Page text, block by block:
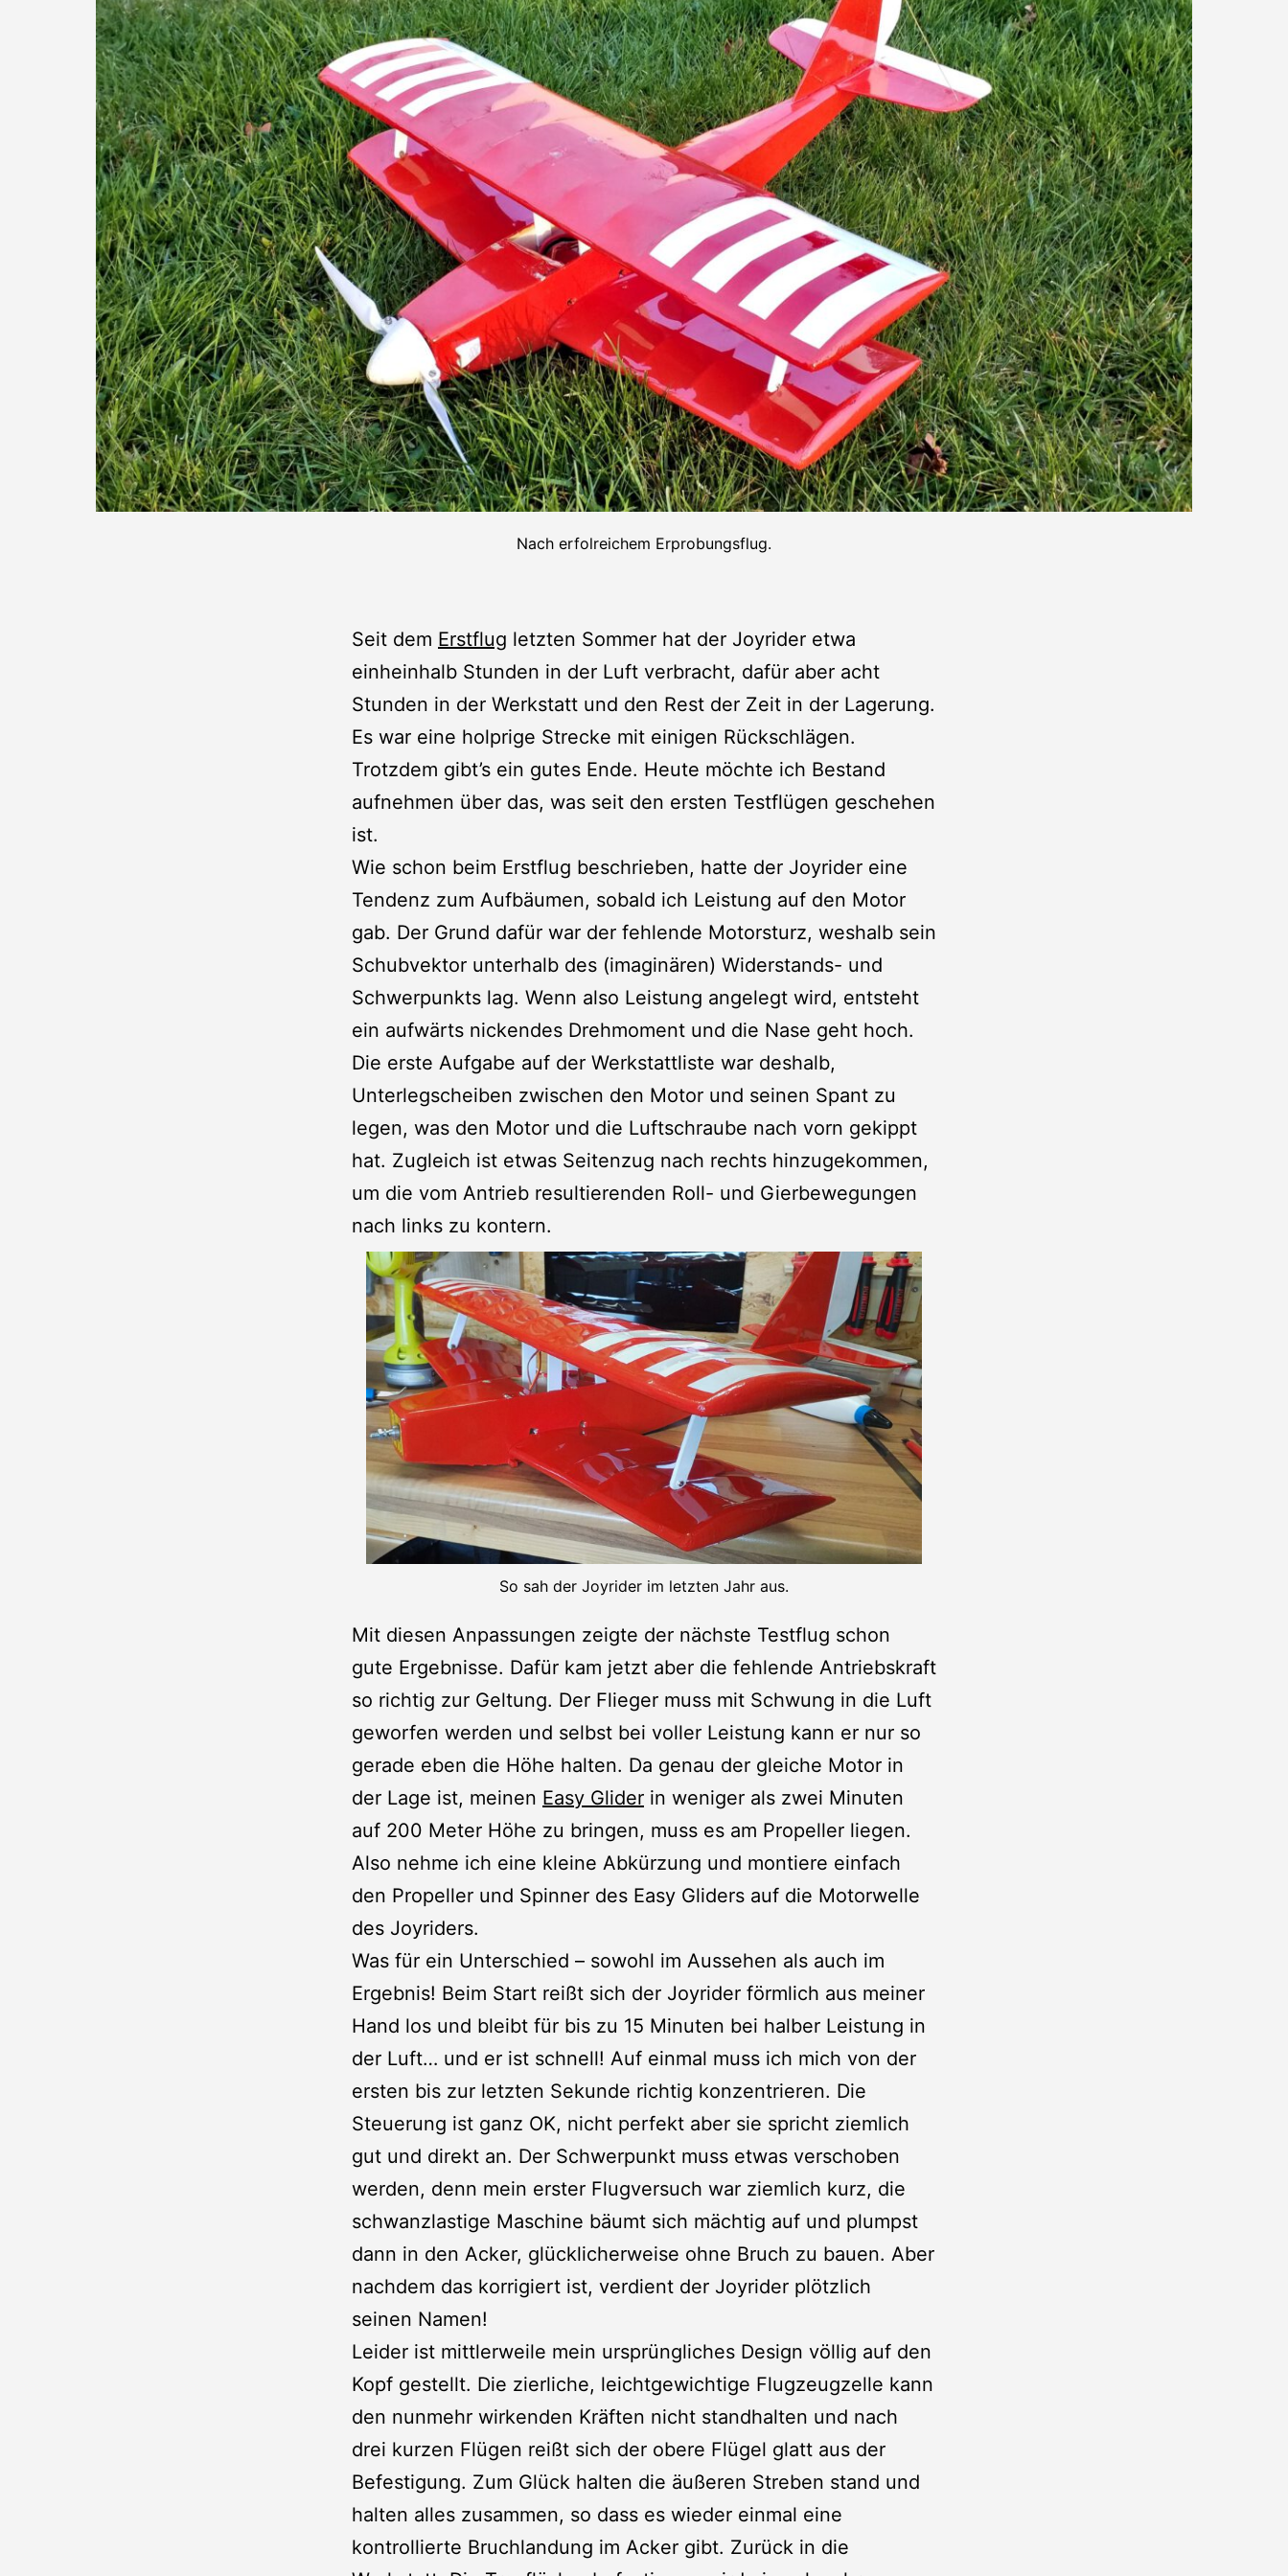
Nach erfolreichem Erprobungsflug.
Seit dem Erstflug letzten Sommer hat der Joyrider etwa
einheinhalb Stunden in der Luft verbracht, dafür aber acht
Stunden in der Werkstatt und den Rest der Zeit in der Lagerung.
Es war eine holprige Strecke mit einigen Rückschlägen.
Trotzdem gibt’s ein gutes Ende. Heute möchte ich Bestand
aufnehmen über das, was seit den ersten Testflügen geschehen
ist.
Wie schon beim Erstflug beschrieben, hatte der Joyrider eine
Tendenz zum Aufbäumen, sobald ich Leistung auf den Motor
gab. Der Grund dafür war der fehlende Motorsturz, weshalb sein
Schubvektor unterhalb des (imaginären) Widerstands- und
Schwerpunkts lag. Wenn also Leistung angelegt wird, entsteht
ein aufwärts nickendes Drehmoment und die Nase geht hoch.
Die erste Aufgabe auf der Werkstattliste war deshalb,
Unterlegscheiben zwischen den Motor und seinen Spant zu
legen, was den Motor und die Luftschraube nach vorn gekippt
hat. Zugleich ist etwas Seitenzug nach rechts hinzugekommen,
um die vom Antrieb resultierenden Roll- und Gierbewegungen
nach links zu kontern.
So sah der Joyrider im letzten Jahr aus.
Mit diesen Anpassungen zeigte der nächste Testflug schon
gute Ergebnisse. Dafür kam jetzt aber die fehlende Antriebskraft
so richtig zur Geltung. Der Flieger muss mit Schwung in die Luft
geworfen werden und selbst bei voller Leistung kann er nur so
gerade eben die Höhe halten. Da genau der gleiche Motor in
der Lage ist, meinen Easy Glider in weniger als zwei Minuten
auf 200 Meter Höhe zu bringen, muss es am Propeller liegen.
Also nehme ich eine kleine Abkürzung und montiere einfach
den Propeller und Spinner des Easy Gliders auf die Motorwelle
des Joyriders.
Was für ein Unterschied – sowohl im Aussehen als auch im
Ergebnis! Beim Start reißt sich der Joyrider förmlich aus meiner
Hand los und bleibt für bis zu 15 Minuten bei halber Leistung in
der Luft… und er ist schnell! Auf einmal muss ich mich von der
ersten bis zur letzten Sekunde richtig konzentrieren. Die
Steuerung ist ganz OK, nicht perfekt aber sie spricht ziemlich
gut und direkt an. Der Schwerpunkt muss etwas verschoben
werden, denn mein erster Flugversuch war ziemlich kurz, die
schwanzlastige Maschine bäumt sich mächtig auf und plumpst
dann in den Acker, glücklicherweise ohne Bruch zu bauen. Aber
nachdem das korrigiert ist, verdient der Joyrider plötzlich
seinen Namen!
Leider ist mittlerweile mein ursprüngliches Design völlig auf den
Kopf gestellt. Die zierliche, leichtgewichtige Flugzeugzelle kann
den nunmehr wirkenden Kräften nicht standhalten und nach
drei kurzen Flügen reißt sich der obere Flügel glatt aus der
Befestigung. Zum Glück halten die äußeren Streben stand und
halten alles zusammen, so dass es wieder einmal eine
kontrollierte Bruchlandung im Acker gibt. Zurück in die